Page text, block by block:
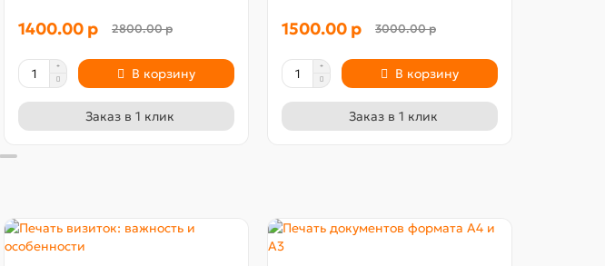
1400.00 р 2800.00 р
В корзину
Заказ в 1 клик
1500.00 р 3000.00 р
В корзину
Заказ в 1 клик